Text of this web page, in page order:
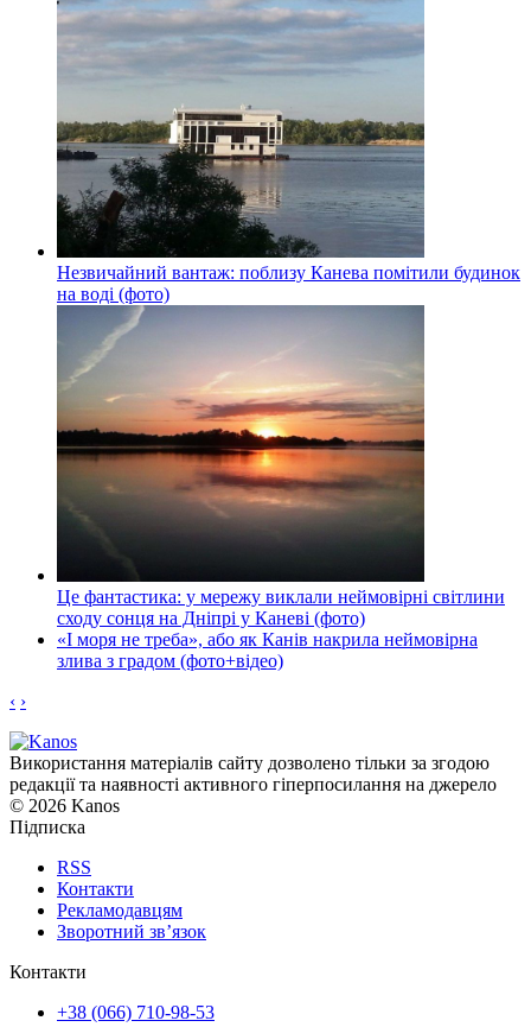
Незвичайний вантаж: поблизу Канева помітили будинок
на воді (фото)
Це фантастика: у мережу виклали неймовірні світлини
сходу сонця на Дніпрі у Каневі (фото)
«І моря не треба», або як Канів накрила неймовірна
злива з градом (фото+відео)
‹ ›
Використання матеріалів сайту дозволено тільки за згодою
редакції та наявності активного гіперпосилання на джерело
© 2026 Kanos
Підписка
RSS
Контакти
Рекламодавцям
Зворотний зв’язок
Контакти
+38 (066) 710-98-53